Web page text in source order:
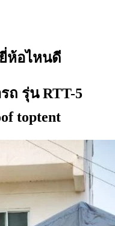
ห้อไหนดี
ถ รุ่น RTT-5
toptent